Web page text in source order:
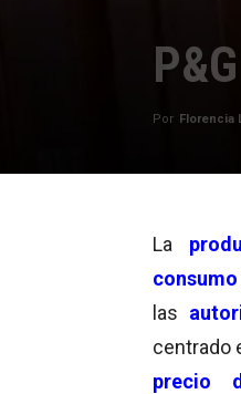
Por Florencia
La
las
centrado
precio